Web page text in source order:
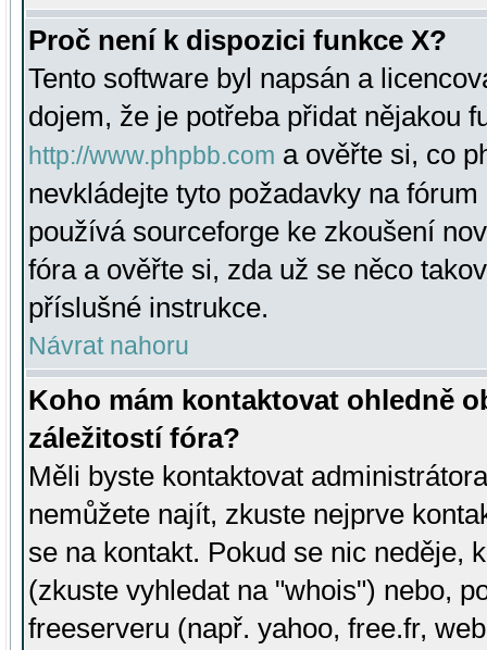
Proč není k dispozici funkce X?
Tento software byl napsán a
dojem, že je potřeba přidat nějakou
http://www.phpbb.com a ověřte si, co
nevkládejte tyto požadavky na
používá sourceforge ke zkoušení
fóra a ověřte si, zda už se něco
příslušné instrukce.
Návrat nahoru
Koho mám kontaktovat ohledně
záležitostí fóra?
Měli byste kontaktovat
nemůžete najít, zkuste nejprve
se na kontakt. Pokud se nic neděje,
(zkuste vyhledat na "whois") nebo,
freeserveru (např. yahoo, free.fr,